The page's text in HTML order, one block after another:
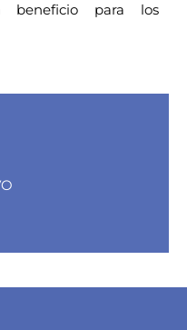
beneficio para los